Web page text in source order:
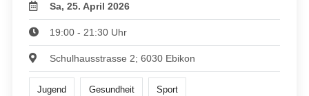
Sa, 25. April 2026
19:00 - 21:30 Uhr
Schulhausstrasse 2; 6030 Ebikon
Jugend Gesundheit Sport